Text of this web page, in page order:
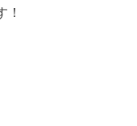
！